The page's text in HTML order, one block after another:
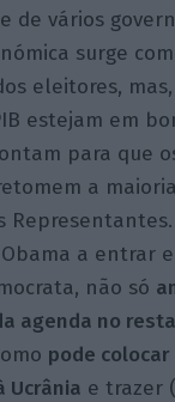
de vários
surge
eleitores,
estejam em
para que
a
a entrar
não só
agenda no
pode colocar
Ucrânia e trazer